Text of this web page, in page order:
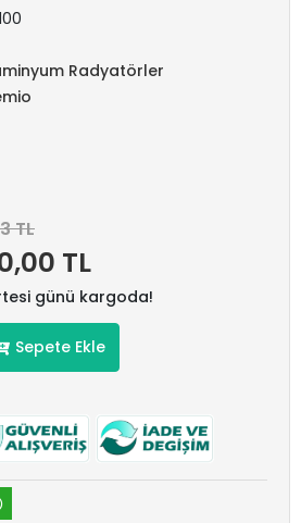
Radyatörler
TL
TL
günü kargoda!
Sepete Ekle